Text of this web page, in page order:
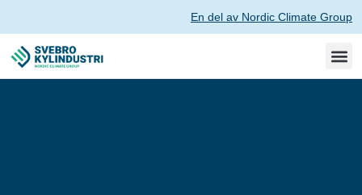
En del av Nordic Climate Group